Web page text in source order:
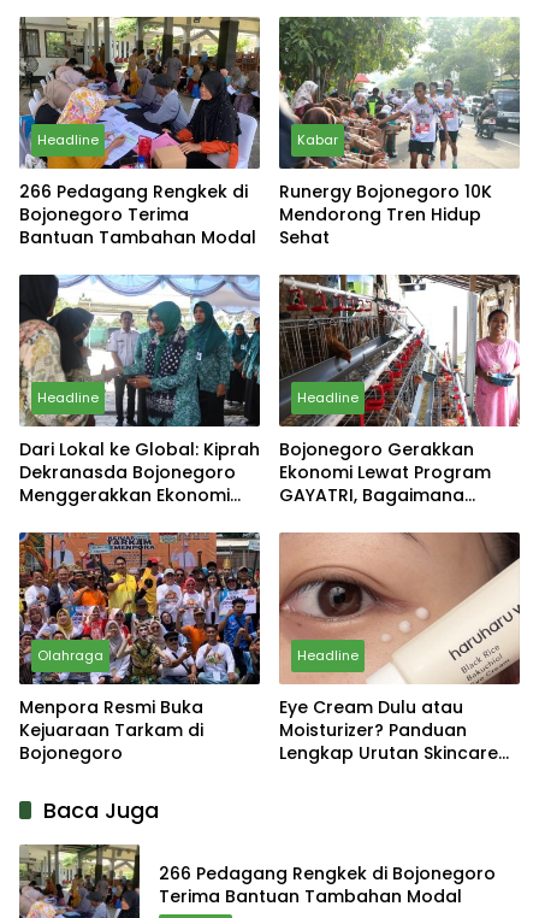
Headline
266 Pedagang Rengkek di
Bojonegoro Terima
Bantuan Tambahan Modal
Kabar
Runergy Bojonegoro 10K
Mendorong Tren Hidup
Sehat
Headline
Dari Lokal ke Global: Kiprah
Dekranasda Bojonegoro
Menggerakkan Ekonomi
Headline
Bojonegoro Gerakkan
Ekonomi Lewat Program
GAYATRI, Bagaimana
Olahraga
Menpora Resmi Buka
Kejuaraan Tarkam di
Bojonegoro
Headline
Eye Cream Dulu atau
Moisturizer? Panduan
Lengkap Urutan Skincare
Baca Juga
266 Pedagang Rengkek di Bojonegoro
Terima Bantuan Tambahan Modal